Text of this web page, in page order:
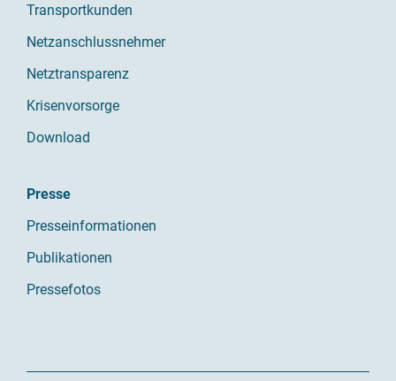
Transportkunden
Netzanschlussnehmer
Netztransparenz
Krisenvorsorge
Download
Presse
Presseinformationen
Publikationen
Pressefotos